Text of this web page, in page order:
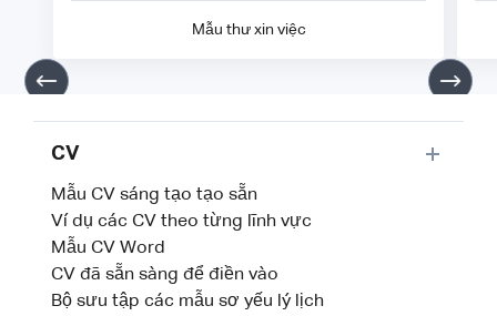
Mẫu thư xin việc
CV
Mẫu CV sáng tạo tạo sẵn
Ví dụ các CV theo từng lĩnh vực
Mẫu CV Word
CV đã sẵn sàng để điền vào
Bộ sưu tập các mẫu sơ yếu lý lịch